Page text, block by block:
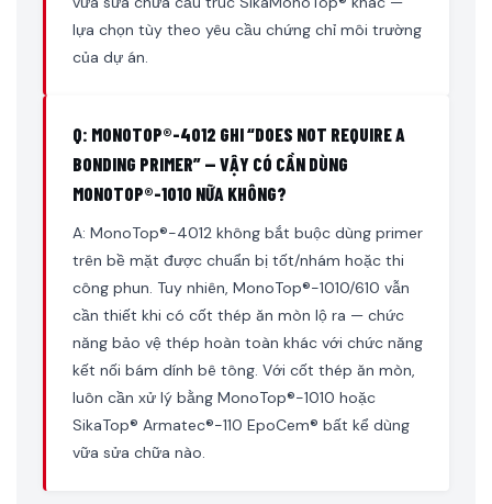
lựa chọn tùy theo yêu cầu chứng chỉ môi trường
của dự án.
Q: MONOTOP®-4012 GHI “DOES NOT REQUIRE A
BONDING PRIMER” — VẬY CÓ CẦN DÙNG
MONOTOP®-1010 NỮA KHÔNG?
A: MonoTop®-4012 không bắt buộc dùng primer
trên bề mặt được chuẩn bị tốt/nhám hoặc thi
công phun. Tuy nhiên, MonoTop®-1010/610 vẫn
cần thiết khi có cốt thép ăn mòn lộ ra — chức
năng bảo vệ thép hoàn toàn khác với chức năng
kết nối bám dính bê tông. Với cốt thép ăn mòn,
luôn cần xử lý bằng MonoTop®-1010 hoặc
SikaTop® Armatec®-110 EpoCem® bất kể dùng
vữa sửa chữa nào.